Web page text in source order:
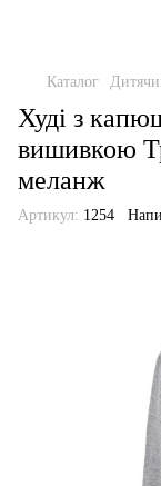
Каталог
Худі з
вишивкою
меланж
Артикул: 1254